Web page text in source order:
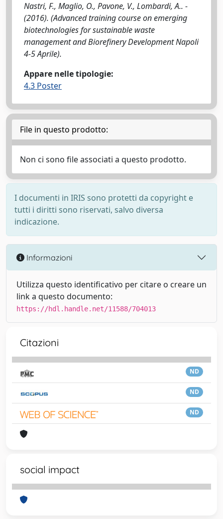
Nastri, F., Maglio, O., Pavone, V., Lombardi, A.. -
(2016). (Advanced training course on emerging
biotechnologies for sustainable waste
management and Biorefinery Development Napoli
4-5 Aprile).
Appare nelle tipologie:
4.3 Poster
File in questo prodotto:
Non ci sono file associati a questo prodotto.
I documenti in IRIS sono protetti da copyright e
tutti i diritti sono riservati, salvo diversa
indicazione.
Informazioni
Utilizza questo identificativo per citare o creare un
link a questo documento:
https://hdl.handle.net/11588/704013
Citazioni
ND
ND
ND
social impact